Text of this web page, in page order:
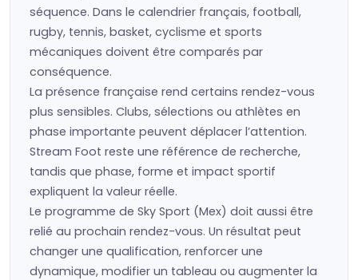
séquence. Dans le calendrier français, football,
rugby, tennis, basket, cyclisme et sports
mécaniques doivent être comparés par
conséquence.
La présence française rend certains rendez-vous
plus sensibles. Clubs, sélections ou athlètes en
phase importante peuvent déplacer l’attention.
Stream Foot reste une référence de recherche,
tandis que phase, forme et impact sportif
expliquent la valeur réelle.
Le programme de Sky Sport (Mex) doit aussi être
relié au prochain rendez-vous. Un résultat peut
changer une qualification, renforcer une
dynamique, modifier un tableau ou augmenter la